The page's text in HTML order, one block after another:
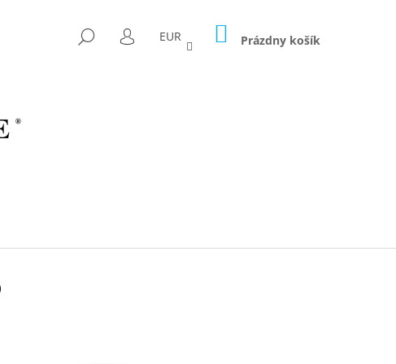
HĽADAŤ
PRIHLÁSENIE
EUR NÁKUPNÝ
KOŠÍK
Prázdny košík